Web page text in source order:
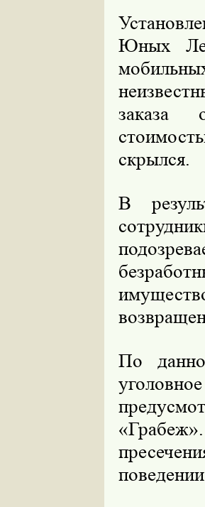
Юных
заказа
скрылся.
В
По